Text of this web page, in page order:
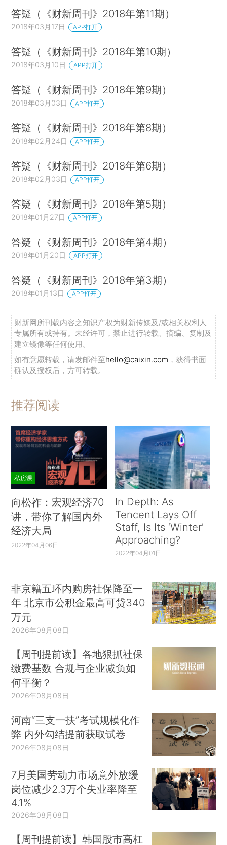
答疑（《财新周刊》2018年第11期）
2018年03月17日 APP打开
答疑（《财新周刊》2018年第10期）
2018年03月10日 APP打开
答疑（《财新周刊》2018年第9期）
2018年03月03日 APP打开
答疑（《财新周刊》2018年第8期）
2018年02月24日 APP打开
答疑（《财新周刊》2018年第6期）
2018年02月03日 APP打开
答疑（《财新周刊》2018年第5期）
2018年01月27日 APP打开
答疑（《财新周刊》2018年第4期）
2018年01月20日 APP打开
答疑（《财新周刊》2018年第3期）
2018年01月13日 APP打开
财新网所刊载内容之知识产权为财新传媒及/或相关权利人
专属所有或持有。未经许可，禁止进行转载、摘编、复制及
建立镜像等任何使用。
如有意愿转载，请发邮件至hello@caixin.com ，获得书面
确认及授权后，方可转载。
推荐阅读
私房课
向松祚：宏观经济70
讲，带你了解国内外
经济大局
2022年04月06日
In Depth: As
Tencent Lays Off
Staff, Is Its ‘Winter’
Approaching?
2022年04月01日
非京籍五环内购房社保降至一
年 北京市公积金最高可贷340
万元
2026年08月08日
【周刊提前读】各地狠抓社保
缴费基数 合规与企业减负如
何平衡？
2026年08月08日
河南“三支一扶”考试规模化作
弊 内外勾结提前获取试卷
2026年08月08日
7月美国劳动力市场意外放缓
岗位减少2.3万个失业率降至
4.1%
2026年08月08日
【周刊提前读】韩国股市高杠